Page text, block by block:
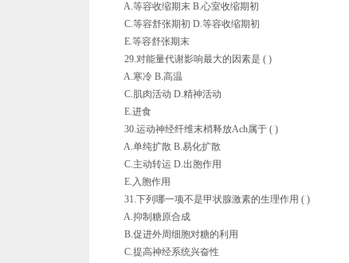
A.等容收缩期末 B.心室收缩期初
C.等容舒张期初 D.等容收缩期初
E.等容舒张期末
29.对能量代谢影响最大的因素是 ( )
A.寒冷 B.高温
C.肌肉活动 D.精神活动
E.进食
30.运动神经纤维末梢释放Ach属于 ( )
A.单纯扩散 B.易化扩散
C.主动转运 D.出胞作用
E.入胞作用
31.下列哪一项不是甲状腺激素的生理作用 ( )
A.抑制糖原合成
B.促进外周细胞对糖的利用
C.提高神经系统兴奋性